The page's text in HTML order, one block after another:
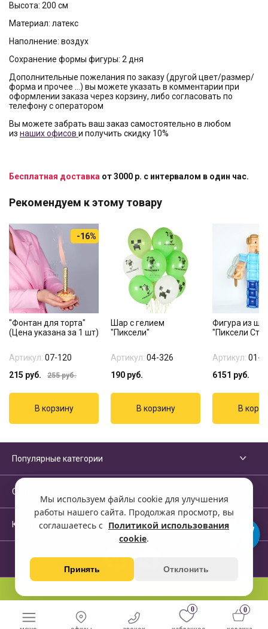
Мы используем файлы cookie для улучшения
работы нашего сайта. Продолжая просмотр, вы
соглашаетесь с Политикой использования
cookie.
Принять Отклонить
Высота: 200 см
Материал: латекс
Наполнение: воздух
Сохранение формы фигуры: 2 дня
Дополнительные пожелания по заказу (другой цвет/размер/
форма и прочее …) вы можете указать в комментарии при
оформлении заказа через корзину, либо согласовать по
телефону с оператором
Вы можете забрать ваш заказ самостоятельно в любом
из наших офисов и получить скидку 10%
Бесплатная доставка от 3000 р. с интервалом в один час.
Рекомендуем к этому товару
-16%
"Фонтан для торта"
(Цена указана за 1 шт)
Артикул: 07-120
215 руб. 255руб.
Шар с гелием
"Пиксели"
Артикул: 04-326
190 руб.
Фигура из
"Пиксели
Артикул: 01-
6151 руб.
Популярные категории
Сервисы и помощь
Компания
0 0